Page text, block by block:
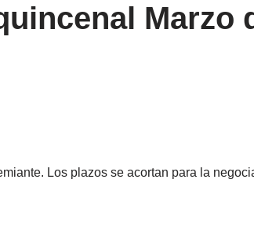
Marzo
Los plazos se acortan para la